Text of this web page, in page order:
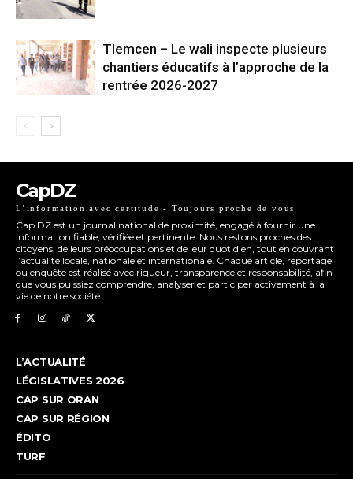
Tlemcen – Le wali inspecte plusieurs
chantiers éducatifs à l’approche de la
rentrée 2026-2027
CapDZ
L’information avec certitude - Toujours proche de vous
Cap DZ est un journal national de proximité, engagé à fournir une
information fiable, vérifiée et pertinente. Nous restons proches des
citoyens, de leurs préoccupations et de leur quotidien, tout en couvrant
l’actualité locale, nationale et internationale. Chaque article, reportage
ou enquête est réalisé avec rigueur, transparence et responsabilité, afin
que vous puissiez comprendre, analyser et participer activement à la
vie de notre société.
L’ACTUALITÉ
LÉGISLATIVES 2026
CAP SUR ORAN
CAP SUR RÉGION
ÉDITO
TURF